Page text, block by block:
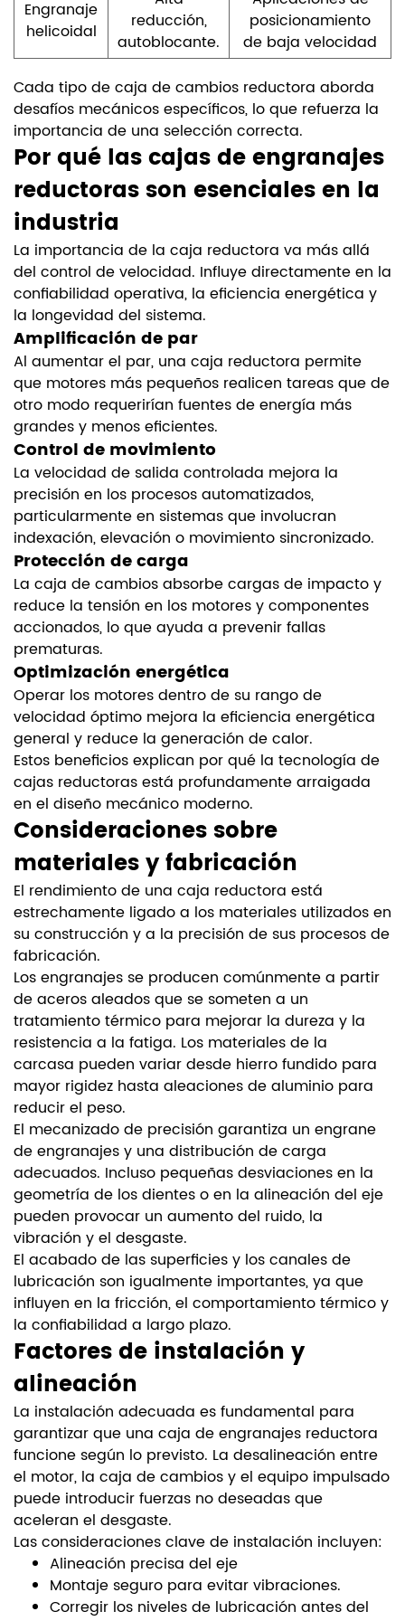
Engranaje
helicoidal
reducción,
autoblocante.
posicionamiento
de baja velocidad
Cada tipo de caja de cambios reductora aborda
desafíos mecánicos específicos, lo que refuerza la
importancia de una selección correcta.
Por qué las cajas de engranajes
reductoras son esenciales en la
industria
La importancia de la caja reductora va más allá
del control de velocidad. Influye directamente en la
confiabilidad operativa, la eficiencia energética y
la longevidad del sistema.
Amplificación de par
Al aumentar el par, una caja reductora permite
que motores más pequeños realicen tareas que de
otro modo requerirían fuentes de energía más
grandes y menos eficientes.
Control de movimiento
La velocidad de salida controlada mejora la
precisión en los procesos automatizados,
particularmente en sistemas que involucran
indexación, elevación o movimiento sincronizado.
Protección de carga
La caja de cambios absorbe cargas de impacto y
reduce la tensión en los motores y componentes
accionados, lo que ayuda a prevenir fallas
prematuras.
Optimización energética
Operar los motores dentro de su rango de
velocidad óptimo mejora la eficiencia energética
general y reduce la generación de calor.
Estos beneficios explican por qué la tecnología de
cajas reductoras está profundamente arraigada
en el diseño mecánico moderno.
Consideraciones sobre
materiales y fabricación
El rendimiento de una caja reductora está
estrechamente ligado a los materiales utilizados en
su construcción y a la precisión de sus procesos de
fabricación.
Los engranajes se producen comúnmente a partir
de aceros aleados que se someten a un
tratamiento térmico para mejorar la dureza y la
resistencia a la fatiga. Los materiales de la
carcasa pueden variar desde hierro fundido para
mayor rigidez hasta aleaciones de aluminio para
reducir el peso.
El mecanizado de precisión garantiza un engrane
de engranajes y una distribución de carga
adecuados. Incluso pequeñas desviaciones en la
geometría de los dientes o en la alineación del eje
pueden provocar un aumento del ruido, la
vibración y el desgaste.
El acabado de las superficies y los canales de
lubricación son igualmente importantes, ya que
influyen en la fricción, el comportamiento térmico y
la confiabilidad a largo plazo.
Factores de instalación y
alineación
La instalación adecuada es fundamental para
garantizar que una caja de engranajes reductora
funcione según lo previsto. La desalineación entre
el motor, la caja de cambios y el equipo impulsado
puede introducir fuerzas no deseadas que
aceleran el desgaste.
Las consideraciones clave de instalación incluyen:
Alineación precisa del eje
Montaje seguro para evitar vibraciones.
Corregir los niveles de lubricación antes del